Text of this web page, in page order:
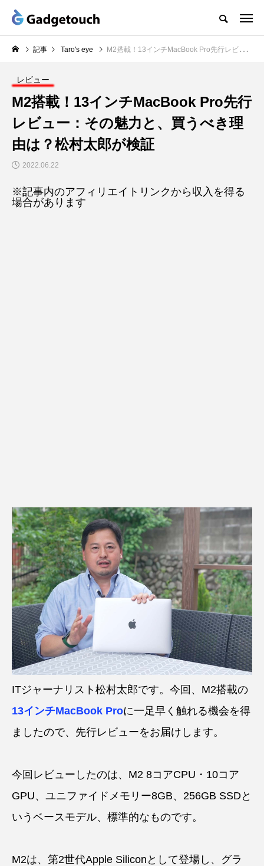
記事 Taro's eye M2搭載！13インチMacBook Pro先行レビュー：その魅力と、買うべき理由は？松村太郎が検証
レビュー
M2搭載！13インチMacBook Pro先行
レビュー：その魅力と、買うべき理
由は？松村太郎が検証
2022.06.22
※記事内のアフィリエイトリンクから収入を得る
場合があります
ITジャーナリスト松村太郎です。今回、M2搭載の
13インチMacBook Proに一足早く触れる機会を得
ましたので、先行レビューをお届けします。
今回レビューしたのは、M2 8コアCPU・10コア
GPU、ユニファイドメモリー8GB、256GB SSDと
いうベースモデル、標準的なものです。
M2は、第2世代Apple Siliconとして登場し、グラ